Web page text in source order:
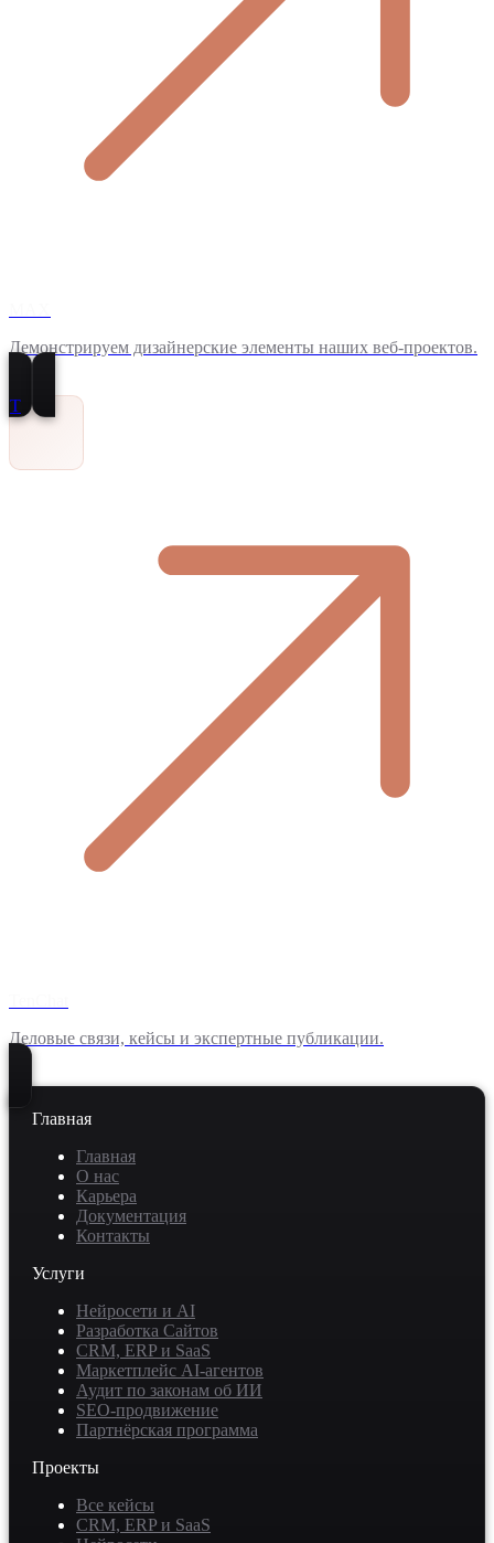
Демонстрируем дизайнерские элементы наших веб-проектов.
T
Деловые связи, кейсы и экспертные публикации.
Главная
Главная
О нас
Карьера
Документация
Контакты
Услуги
Нейросети и AI
Разработка Сайтов
CRM, ERP и SaaS
Маркетплейс AI-агентов
Аудит по законам об ИИ
SEO-продвижение
Партнёрская программа
Проекты
Все кейсы
CRM, ERP и SaaS